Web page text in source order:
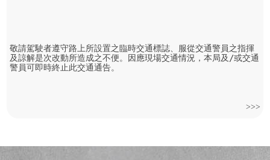
敬請駕駛者遵守路上所設置之臨時交通標誌、服從交通警員之指揮
及諒解是次改動所造成之不便。因應現場交通情況，本局及/或交通
警員可即時終止此交通通告。
>>>